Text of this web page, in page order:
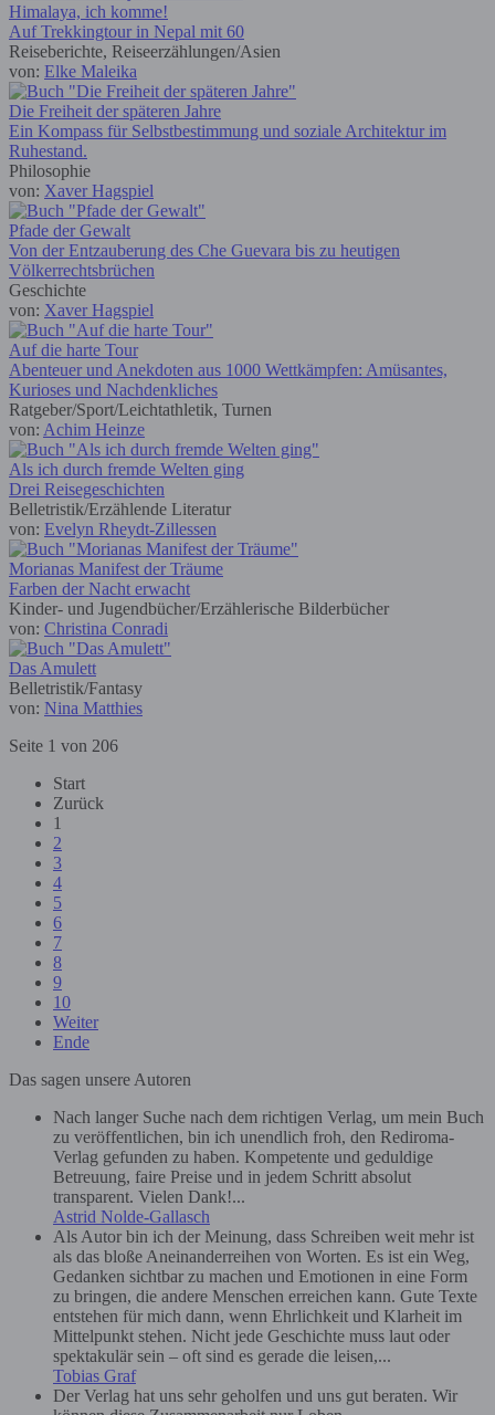
Himalaya, ich komme!
Auf Trekkingtour in Nepal mit 60
Reiseberichte, Reiseerzählungen/Asien
von: Elke Maleika
Die Freiheit der späteren Jahre
Ein Kompass für Selbstbestimmung und soziale Architektur im
Ruhestand.
Philosophie
von: Xaver Hagspiel
Pfade der Gewalt
Von der Entzauberung des Che Guevara bis zu heutigen
Völkerrechtsbrüchen
Geschichte
von: Xaver Hagspiel
Auf die harte Tour
Abenteuer und Anekdoten aus 1000 Wettkämpfen: Amüsantes,
Kurioses und Nachdenkliches
Ratgeber/Sport/Leichtathletik, Turnen
von: Achim Heinze
Als ich durch fremde Welten ging
Drei Reisegeschichten
Belletristik/Erzählende Literatur
von: Evelyn Rheydt-Zillessen
Morianas Manifest der Träume
Farben der Nacht erwacht
Kinder- und Jugendbücher/Erzählerische Bilderbücher
von: Christina Conradi
Das Amulett
Belletristik/Fantasy
von: Nina Matthies
Seite 1 von 206
Start
Zurück
1
2
3
4
5
6
7
8
9
10
Weiter
Ende
Das sagen unsere Autoren
Nach langer Suche nach dem richtigen Verlag, um mein Buch
zu veröffentlichen, bin ich unendlich froh, den Rediroma-
Verlag gefunden zu haben. Kompetente und geduldige
Betreuung, faire Preise und in jedem Schritt absolut
transparent. Vielen Dank!...
Astrid Nolde-Gallasch
Als Autor bin ich der Meinung, dass Schreiben weit mehr ist
als das bloße Aneinanderreihen von Worten. Es ist ein Weg,
Gedanken sichtbar zu machen und Emotionen in eine Form
zu bringen, die andere Menschen erreichen kann. Gute Texte
entstehen für mich dann, wenn Ehrlichkeit und Klarheit im
Mittelpunkt stehen. Nicht jede Geschichte muss laut oder
spektakulär sein – oft sind es gerade die leisen,...
Tobias Graf
Der Verlag hat uns sehr geholfen und uns gut beraten. Wir